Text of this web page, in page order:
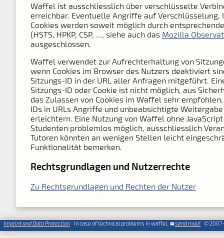
Waffel ist ausschliesslich über verschlüsselte
erreichbar. Eventuelle Angriffe auf Verschlüsselung,
Cookies werden soweit möglich durch
(HSTS, HPKP, CSP, ..., siehe auch das Mozilla
ausgeschlossen.
Waffel verwendet zur Aufrechterhaltung von
wenn Cookies im Browser des Nutzers deaktiviert
Sitzungs-ID in der URL aller Anfragen mitgeführt.
Sitzungs-ID oder Cookie ist nicht möglich, aus
das Zulassen von Cookies im Waffel sehr
IDs in URLs Angriffe und unbeabsichtigte
erleichtern. Eine Nutzung von Waffel ohne
Studenten problemlos möglich, ausschliesslich
Tutoren könnten an wenigen Stellen leicht
Funktionalität bemerken.
Rechtsgrundlagen und Nutzerrechte
Zu Rechtsgrundlagen und Rechten der Nutzer
Imprint and Data Protection In case of technical problems in waffel, send mail! ©